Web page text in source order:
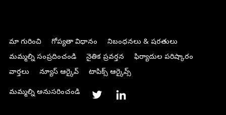
మా గురించి గోప్యతా విధానం
నిబంధనలు & షరతులు
మమ్మల్ని సంప్రదించండి
నైతిక ప్రవర్తన
ఫిర్యాదుల పరిష్కారం
వార్తలు
న్యూస్ ఆర్కైవ్ టాపిక్స్ ఆర్కైవ్స్
మమ్మల్ని అనుసరించండి